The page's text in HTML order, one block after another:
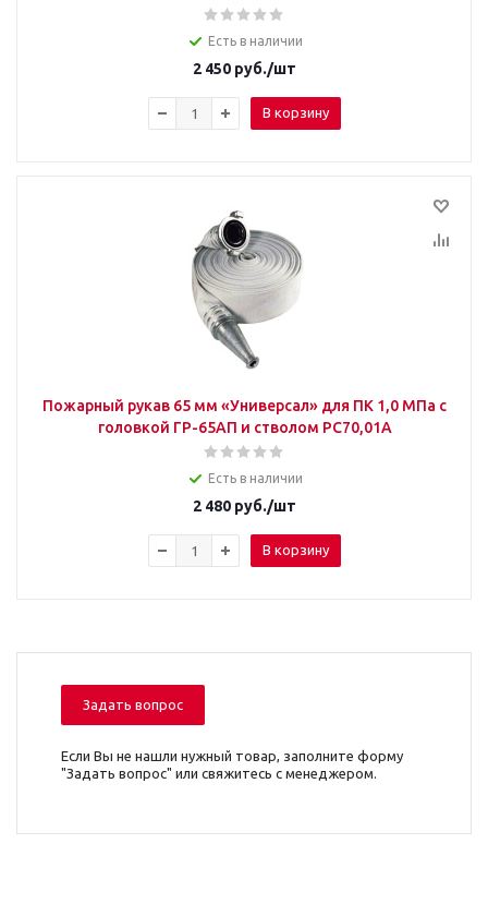
Есть в наличии
2 450 руб./шт
В корзину
Пожарный рукав 65 мм «Универсал» для ПК 1,0 МПа с
головкой ГР-65АП и стволом РС70,01А
Есть в наличии
2 480 руб./шт
В корзину
Задать вопрос
Если Вы не нашли нужный товар, заполните форму
"Задать вопрос" или свяжитесь с менеджером.